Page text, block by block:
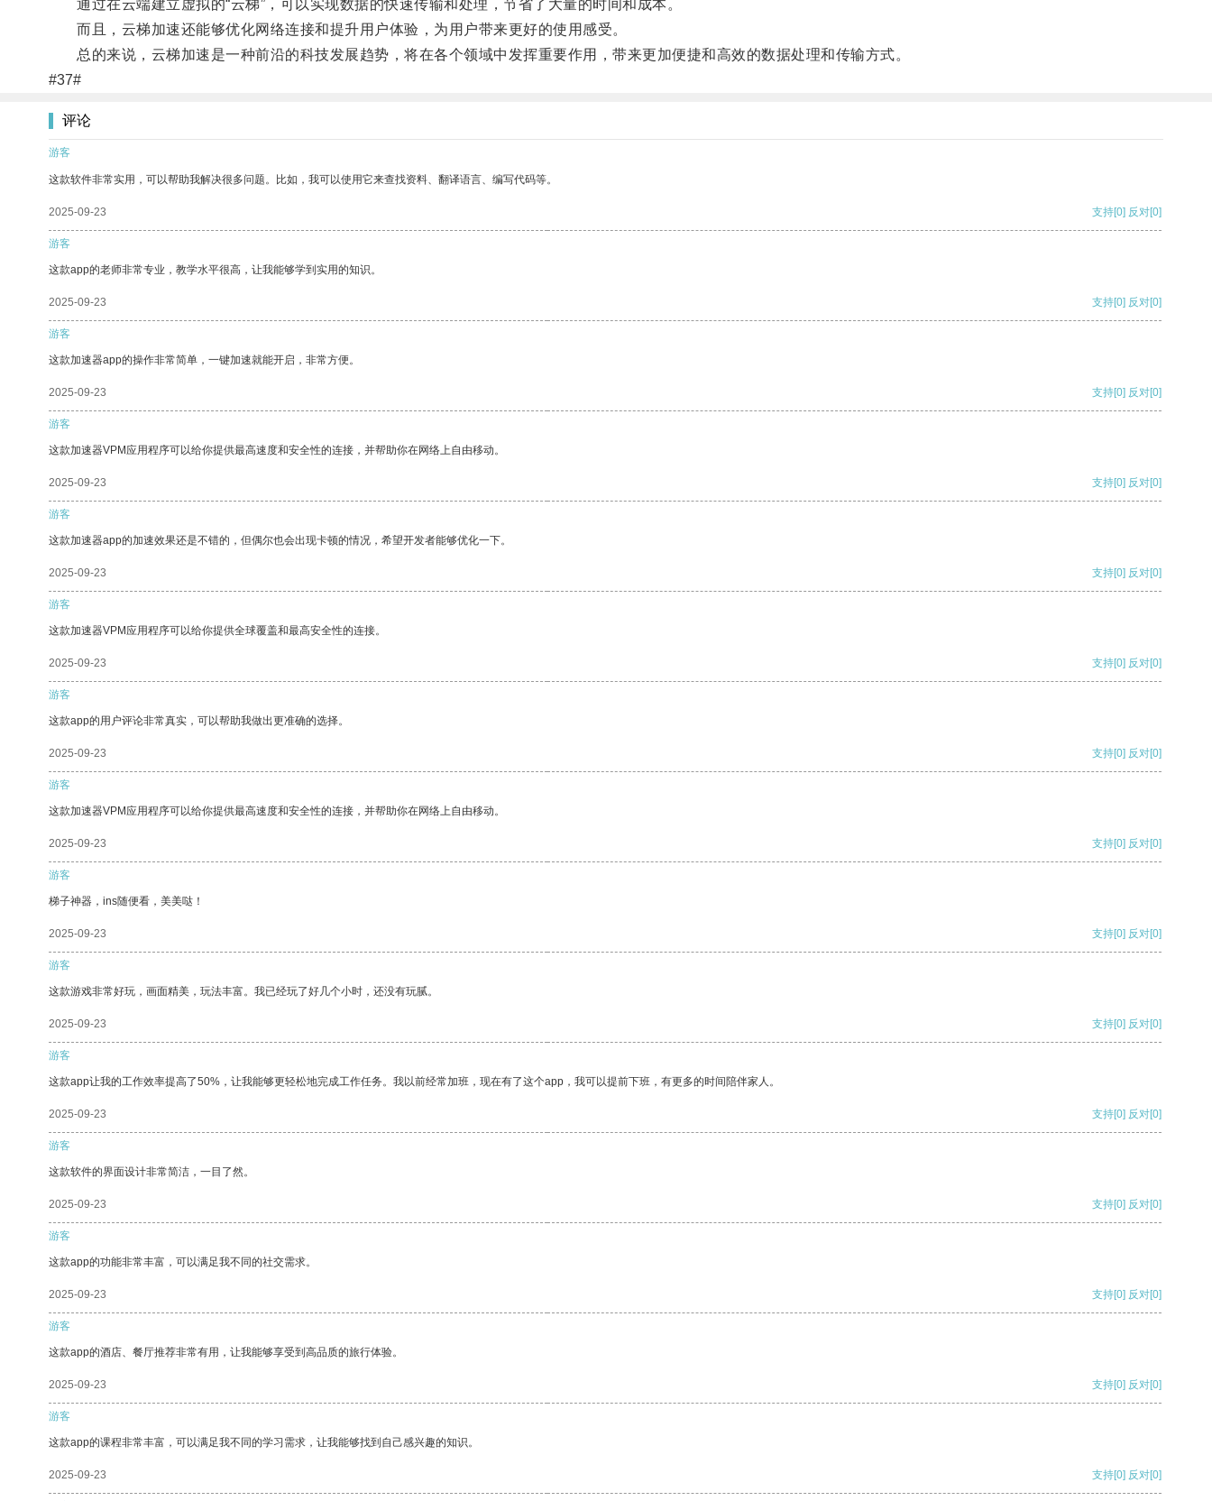
通过在云端建立虚拟的“云梯”，可以实现数据的快速传输和处理，节省了大量的时间和成本。
而且，云梯加速还能够优化网络连接和提升用户体验，为用户带来更好的使用感受。
总的来说，云梯加速是一种前沿的科技发展趋势，将在各个领域中发挥重要作用，带来更加便捷和高效的数据处理和传输方式。
#37#
评论
游客
这款软件非常实用，可以帮助我解决很多问题。比如，我可以使用它来查找资料、翻译语言、编写代码等。
2025-09-23 支持[0] 反对[0]
游客
这款app的老师非常专业，教学水平很高，让我能够学到实用的知识。
2025-09-23 支持[0] 反对[0]
游客
这款加速器app的操作非常简单，一键加速就能开启，非常方便。
2025-09-23 支持[0] 反对[0]
游客
这款加速器VPM应用程序可以给你提供最高速度和安全性的连接，并帮助你在网络上自由移动。
2025-09-23 支持[0] 反对[0]
游客
这款加速器app的加速效果还是不错的，但偶尔也会出现卡顿的情况，希望开发者能够优化一下。
2025-09-23 支持[0] 反对[0]
游客
这款加速器VPM应用程序可以给你提供全球覆盖和最高安全性的连接。
2025-09-23 支持[0] 反对[0]
游客
这款app的用户评论非常真实，可以帮助我做出更准确的选择。
2025-09-23 支持[0] 反对[0]
游客
这款加速器VPM应用程序可以给你提供最高速度和安全性的连接，并帮助你在网络上自由移动。
2025-09-23 支持[0] 反对[0]
游客
梯子神器，ins随便看，美美哒！
2025-09-23 支持[0] 反对[0]
游客
这款游戏非常好玩，画面精美，玩法丰富。我已经玩了好几个小时，还没有玩腻。
2025-09-23 支持[0] 反对[0]
游客
这款app让我的工作效率提高了50%，让我能够更轻松地完成工作任务。我以前经常加班，现在有了这个app，我可以提前下班，有更多的时间陪伴家人。
2025-09-23 支持[0] 反对[0]
游客
这款软件的界面设计非常简洁，一目了然。
2025-09-23 支持[0] 反对[0]
游客
这款app的功能非常丰富，可以满足我不同的社交需求。
2025-09-23 支持[0] 反对[0]
游客
这款app的酒店、餐厅推荐非常有用，让我能够享受到高品质的旅行体验。
2025-09-23 支持[0] 反对[0]
游客
这款app的课程非常丰富，可以满足我不同的学习需求，让我能够找到自己感兴趣的知识。
2025-09-23 支持[0] 反对[0]